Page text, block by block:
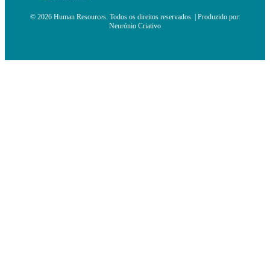
© 2026 Human Resources. Todos os direitos reservados. | Produzido por:
Neurónio Criativo